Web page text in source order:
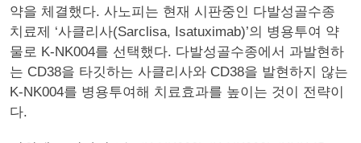
약을 체결했다. 사노피는 현재 시판중인 다발성골수종
치료제 ‘사클리사(Sarclisa, Isatuximab)’의 병용투여 약
물로 K-NK004를 선택했다. 다발성골수종에서 과발현하
는 CD38을 타깃하는 사클리사와 CD38을 발현하지 않는
K-NK004를 병용투여해 치료효과를 높이는 것이 전략이
다.